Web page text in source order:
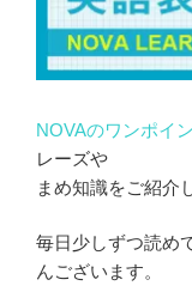
NOVAのワンポイ
レーズや
まめ知識をご紹介
毎日少しずつ読め
んございます。